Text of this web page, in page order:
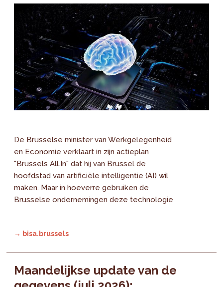
De Brusselse minister van Werkgelegenheid
en Economie verklaart in zijn actieplan
"Brussels All.In" dat hij van Brussel de
hoofdstad van artificiële intelligentie (AI) wil
maken. Maar in hoeverre gebruiken de
Brusselse ondernemingen deze technologie
→ bisa.brussels
Maandelijkse update van de